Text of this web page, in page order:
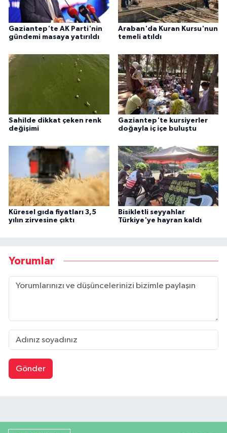
Gaziantep'te AK Parti'nin
gündemi masaya yatırıldı
Araban'da Kuran Kursu'nun
temeli atıldı
Sahilde dikkat çeken renk
değişimi
Gaziantep'te kursiyerler
doğayla iç içe buluştu
Küresel gıda fiyatları 3,5
yılın zirvesine çıktı
Bisikletli seyyahlar
Türkiye'ye hayran kaldı
Yorumlar
Gönder